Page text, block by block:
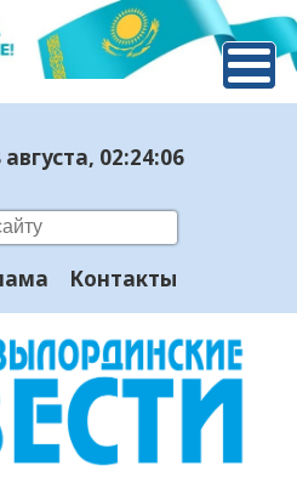
августа, 02:24:07
Контакты